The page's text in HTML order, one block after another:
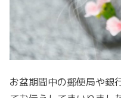
お盆期間中の郵便局や銀